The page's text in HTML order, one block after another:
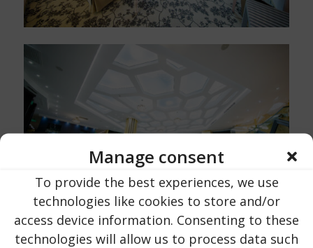
Manage consent
To provide the best experiences, we use
technologies like cookies to store and/or
access device information. Consenting to these
technologies will allow us to process data such